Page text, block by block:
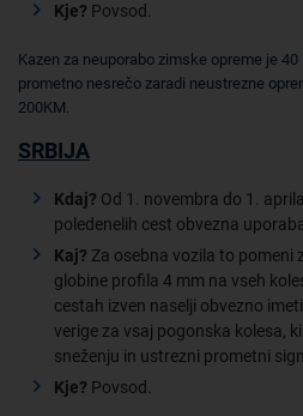
Kje? Povsod.
Kazen za neuporabo zimske opreme je
prometno nesrečo zaradi neustrezne
200KM.
SRBIJA
Kdaj? Od 1. novembra do 1.
poledenelih cest obvezna
Kaj? Za osebna vozila to pomeni
globine profila 4 mm na vseh
cestah izven naselji obvezno
verige za vsaj pogonska kolesa,
sneženju in ustrezni prometni
Kje? Povsod.